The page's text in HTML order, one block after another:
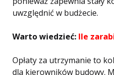
uwzględnić w budżecie.
Warto wiedzieć: Ile
Opłaty za utrzymanie to
dla kierowników budowy.